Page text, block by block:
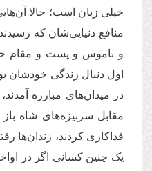
خیلی زیان است؛ حالا
منافع دنیایی‌شان که
و ناموس و پست و مقام
اول دنبال زندگی خودشان
در میدان‌های مبارزه
مقابل سرنیزه‌های شاه
فداکاری کردند، زندان‌ها
یک چنین کسانی اگر در